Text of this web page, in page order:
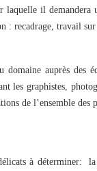
laquelle il demandera
: recadrage, travail
domaine auprès des
les graphistes,
de l’ensemble des
à déterminer: